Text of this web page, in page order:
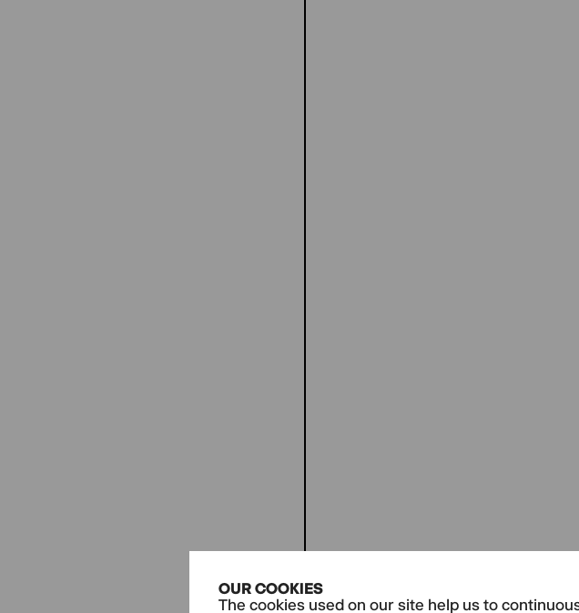
OUR COOKIES
The cookies used on our site help us to